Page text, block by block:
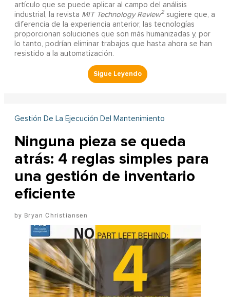
artículo que se puede aplicar al campo del análisis
industrial, la revista MIT Technology Review2 sugiere que, a
diferencia de la experiencia anterior, las tecnologías
proporcionan soluciones que son más humanizadas y, por
lo tanto, podrían eliminar trabajos que hasta ahora se han
resistido a la automatización.
Gestión De La Ejecución Del Mantenimiento
Ninguna pieza se queda
atrás: 4 reglas simples para
una gestión de inventario
eficiente
Bryan Christiansen